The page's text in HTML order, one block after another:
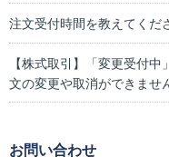
注文受付時間を教えてくだ
【株式取引】「変更受付
文の変更や取消ができませ
お問い合わせ